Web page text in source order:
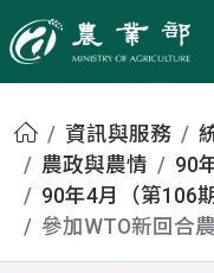
農業部
首頁資訊與服務
農政與農情
90
90年4月（第106期
參加WTO新回合